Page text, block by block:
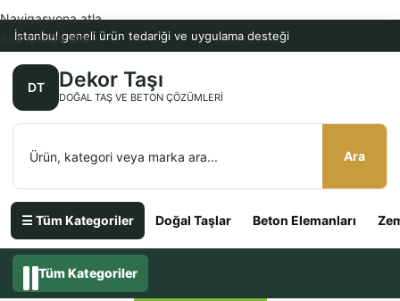
İstanbul geneli ürün tedariği ve uygulama desteği
DT Dekor Taşı
DOĞAL TAŞ VE BETON ÇÖZÜMLERI
Ara
☰ Tüm Kategoriler Doğal Taşlar Beton Elemanları
Navigasyona atla
Ana içeriğe atla
Tüm Kategoriler